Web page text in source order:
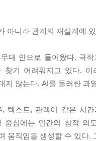
윈으로 구현된 가상세계
무대 전환, 재질과 색감,
”』중에서
환경으로 AI가 결합한
함에도, 비합리적이더라
공연예술”』중에서
아니라 관계의 재설계에
대 안으로 들어왔다. 극
찾기 어려워지고 있다.
지 않는다. AI를 둘러싼
, 텍스트, 관객이 같은 시
중심에는 인간의 창작 의
움직임을 생성할 수 있다